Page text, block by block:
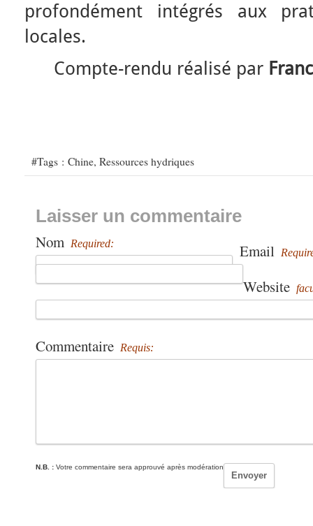
profondément intégrés aux
locales.
Compte-rendu réalisé par
#Tags : Chine, Ressources hydriques
Laisser un commentaire
Nom Required: Email
Website
Commentaire Requis:
N.B. : Votre commentaire sera approuvé après modération